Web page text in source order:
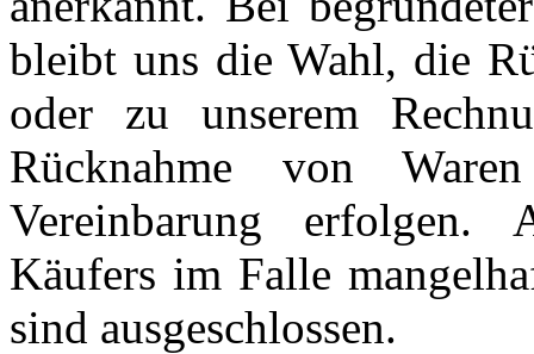
bleibt uns die Wahl, die
oder zu unserem
Rücknahme von
Vereinbarung erfolgen.
Käufers im Falle
sind ausgeschlossen.